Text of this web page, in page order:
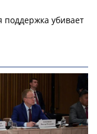
поддержка убивает